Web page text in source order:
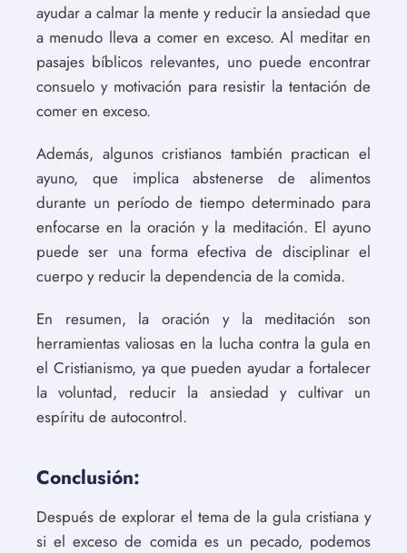
ayudar a calmar la mente y reducir la ansiedad que
a menudo lleva a comer en exceso. Al meditar en
pasajes bíblicos relevantes, uno puede encontrar
consuelo y motivación para resistir la tentación de
comer en exceso.
Además, algunos cristianos también practican el
ayuno, que implica abstenerse de alimentos
durante un período de tiempo determinado para
enfocarse en la oración y la meditación. El ayuno
puede ser una forma efectiva de disciplinar el
cuerpo y reducir la dependencia de la comida.
En resumen, la oración y la meditación son
herramientas valiosas en la lucha contra la gula en
el Cristianismo, ya que pueden ayudar a fortalecer
la voluntad, reducir la ansiedad y cultivar un
espíritu de autocontrol.
Conclusión:
Después de explorar el tema de la gula cristiana y
si el exceso de comida es un pecado, podemos